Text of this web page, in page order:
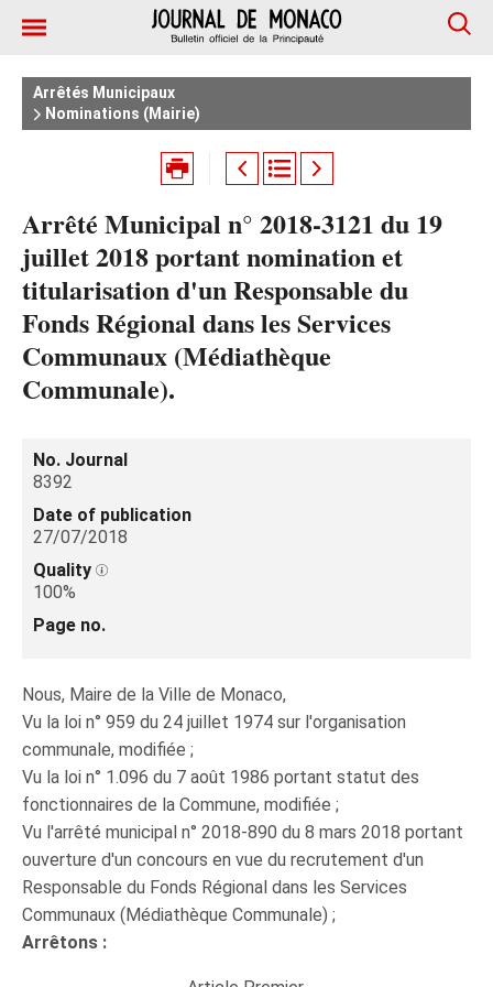
Arrêtés Municipaux
Nominations (Mairie)
Arrêté Municipal n° 2018-3121 du 19
juillet 2018 portant nomination et
titularisation d'un Responsable du
Fonds Régional dans les Services
Communaux (Médiathèque
Communale).
No. Journal
8392
Date of publication
27/07/2018
Quality
100%
Page no.
Nous, Maire de la Ville de Monaco,
Vu la loi n° 959 du 24 juillet 1974 sur l'organisation
communale, modifiée ;
Vu la loi n° 1.096 du 7 août 1986 portant statut des
fonctionnaires de la Commune, modifiée ;
Vu l'arrêté municipal n° 2018-890 du 8 mars 2018 portant
ouverture d'un concours en vue du recrutement d'un
Responsable du Fonds Régional dans les Services
Communaux (Médiathèque Communale) ;
Arrêtons :